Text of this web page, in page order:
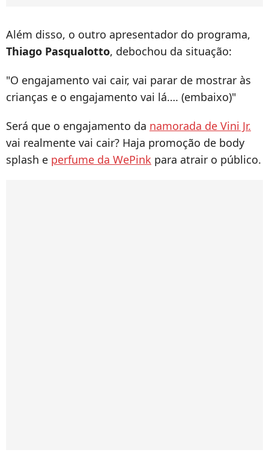
Além disso, o outro apresentador do programa,
Thiago Pasqualotto, debochou da situação:
"O engajamento vai cair, vai parar de mostrar às
crianças e o engajamento vai lá…. (embaixo)"
Será que o engajamento da namorada de Vini Jr.
vai realmente vai cair? Haja promoção de body
splash e perfume da WePink para atrair o público.